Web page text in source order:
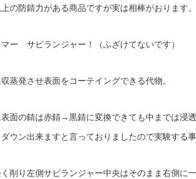
の防錆力がある商品ですが実は相棒がおります。
ー サビランジャー！（ふざけてないです）
蒸発させ表面をコーテイングできる代物。
面の錆は赤錆→黒錆に変換できても中までは浸
ウン出来ますと言っておりましたので実験する
削り左側サビランジャー中央はそのまま右側に